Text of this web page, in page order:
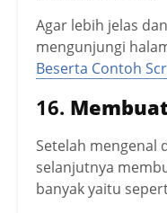
Agar lebih jelas
mengunjungi
Beserta Contoh
16.
Setelah mengenal
selanjutnya
banyak yaitu